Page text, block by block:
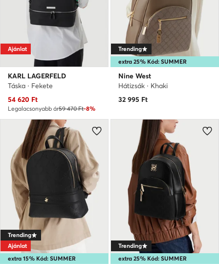
Ajánlat
KARL LAGERFELD
Táska · Fekete
Aktuális ár
54 620 Ft
Legalacsonyabb ár59 470 Ft-8%
extra 25% Kód: SUMMER
Trending
Nine West
Hátizsák · Khaki
32 995 Ft
extra 15% Kód: SUMMER
Trending
Ajánlat
extra 25% Kód: SUMMER
Trending